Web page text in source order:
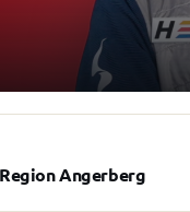
Angerberg